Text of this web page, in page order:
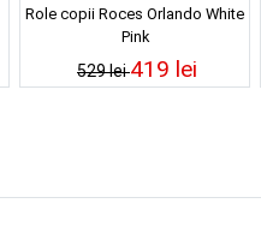
Role copii Roces Orlando White
Pink
529 lei419 lei